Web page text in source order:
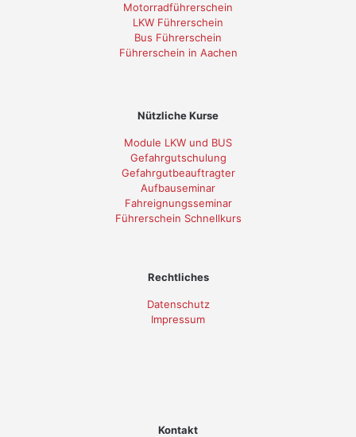
Motorradführerschein
LKW Führerschein
Bus Führerschein
Führerschein in Aachen
Nützliche Kurse
Module LKW und BUS
Gefahrgutschulung
Gefahrgutbeauftragter
Aufbauseminar
Fahreignungsseminar
Führerschein Schnellkurs
Rechtliches
Datenschutz
Impressum
Kontakt